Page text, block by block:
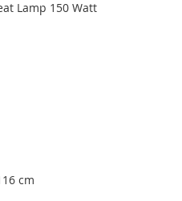
Lamp 150 Watt
cm